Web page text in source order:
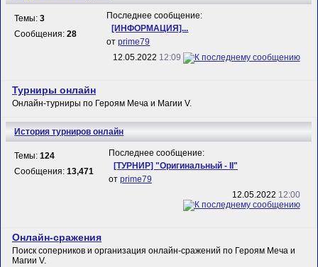
Темы:3
Сообщения:28
Последнее сообщение:
[ИНФОРМАЦИЯ]...
отprime79
12.05.2022 12:09
Турниры онлайн
Онлайн-турниры по Героям Меча и Магии V.
История турниров онлайн
Темы:124
Сообщения:13,471
Последнее сообщение:
[ТУРНИР] "Оригинальный - II"
от prime79
12.05.2022 12:00
Онлайн-сражения
Поиск соперников и организация онлайн-сражений по Героям Меча и
Магии V.